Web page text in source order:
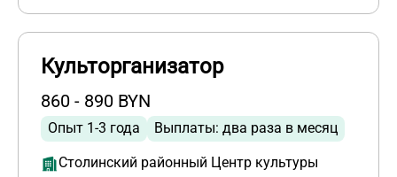
Культорганизатор
860 - 890 BYN
Опыт 1-3 года Выплаты: два раза в месяц
Столинский районный Центр культуры